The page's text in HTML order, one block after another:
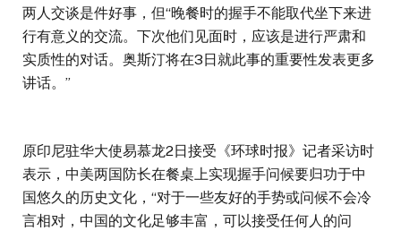
两人交谈是件好事，但“晚餐时的握手不能取代坐下来进
行有意义的交流。下次他们见面时，应该是进行严肃和
实质性的对话。奥斯汀将在3日就此事的重要性发表更多
讲话。”
原印尼驻华大使易慕龙2日接受《环球时报》记者采访时
表示，中美两国防长在餐桌上实现握手问候要归功于中
国悠久的历史文化，“对于一些友好的手势或问候不会冷
言相对，中国的文化足够丰富，可以接受任何人的问